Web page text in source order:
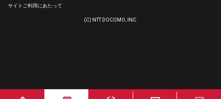
サイトご利用にあたって
(C) NTT DOCOMO, INC.